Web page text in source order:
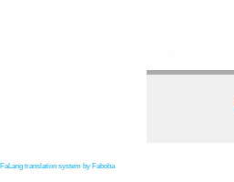
FaLang translation system by Faboba